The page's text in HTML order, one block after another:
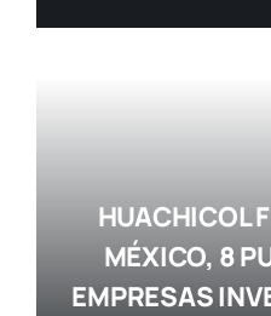
HUACHICOL
MÉXICO, 8
EMPRESAS